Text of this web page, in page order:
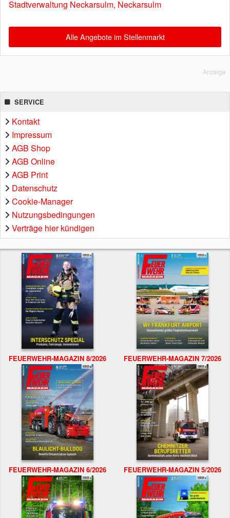
Stadtverwaltung Neckarsulm, Neckarsulm
Alle Angebote im Stellenmarkt
Anzeige
SERVICE
Kontakt
Impressum
AGB Shop
AGB Online
AGB Print
Datenschutz
Cookie-Manager
Nutzungsbedingungen
Verträge hier kündigen
FEUERWEHR-MAGAZIN 8/2026 FEUERWEHR-MAGAZIN 7/2026
FEUERWEHR-MAGAZIN 6/2026 FEUERWEHR-MAGAZIN 5/2026